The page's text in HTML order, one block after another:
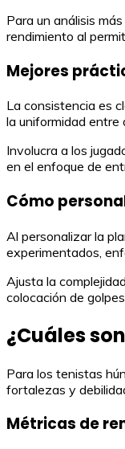
Para un análisis
rendimiento al
Mejores
La consistencia es
la uniformidad entre
Involucra a los
en el enfoque de
Cómo
Al personalizar la
experimentados,
Ajusta la
colocación de
¿Cuáles
Para los tenistas
fortalezas y
Métricas de